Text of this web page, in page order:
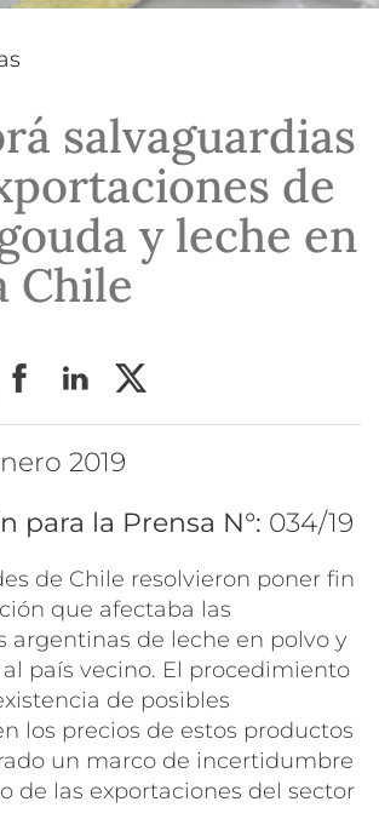
salvaguardias
de
y leche en
Chile
2019
para la Prensa N°: 034/19
de Chile resolvieron poner fin
que afectaba las
argentinas de leche en polvo y
país vecino. El procedimiento
de posibles
los precios de estos productos
un marco de incertidumbre
de las exportaciones del sector